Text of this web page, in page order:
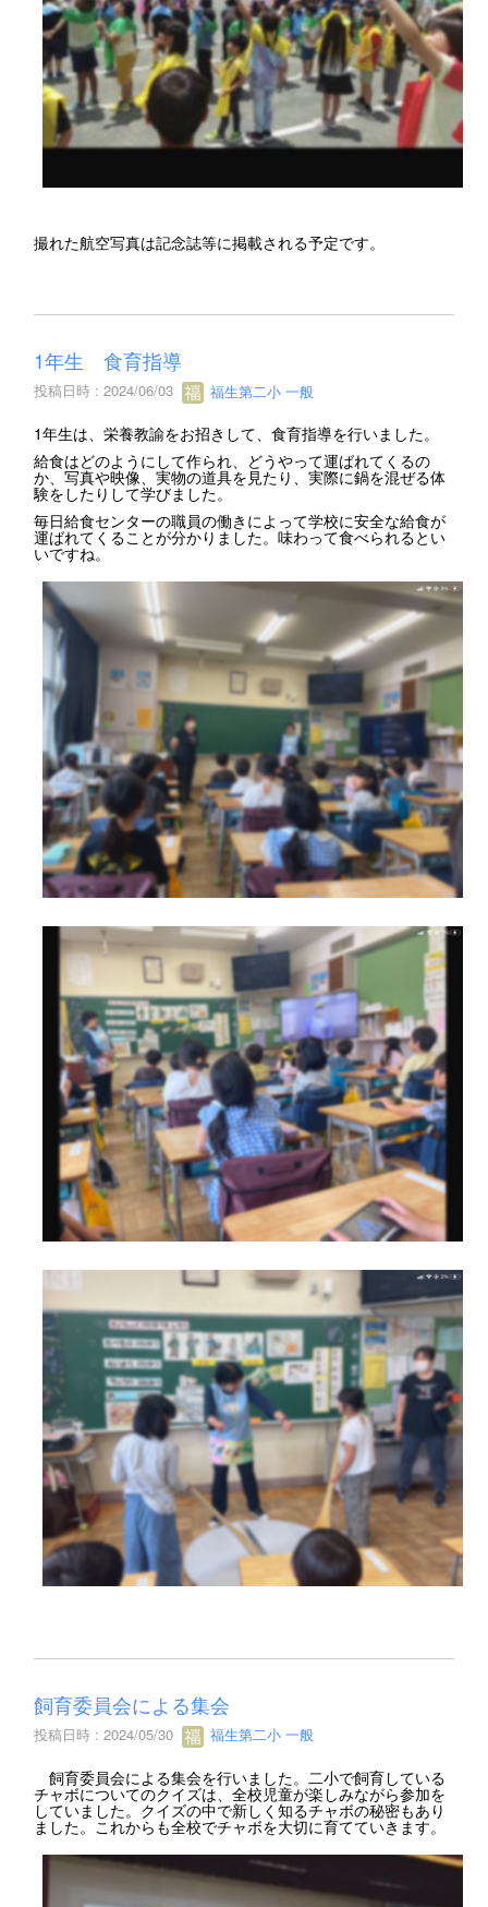
撮れた航空写真は記念誌等に掲載される予定です。
1年生 食育指導
投稿日時 : 2024/06/03 福生第二小 一般
1年生は、栄養教諭をお招きして、食育指導を行いました。
給食はどのようにして作られ、どうやって運ばれてくるの
か、写真や映像、実物の道具を見たり、実際に鍋を混ぜる体
験をしたりして学びました。
毎日給食センターの職員の働きによって学校に安全な給食が
運ばれてくることが分かりました。味わって食べられるとい
いですね。
飼育委員会による集会
投稿日時 : 2024/05/30 福生第二小 一般
飼育委員会による集会を行いました。二小で飼育している
チャボについてのクイズは、全校児童が楽しみながら参加を
していました。クイズの中で新しく知るチャボの秘密もあり
ました。これからも全校でチャボを大切に育てていきます。